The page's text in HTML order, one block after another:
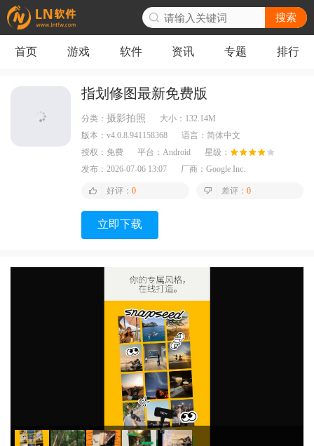
搜索
首页 游戏 软件 资讯 专题 排行
指划修图最新免费版
分类： 摄影拍照 大小： 132.14M
版本： v4.0.8.941158368 语言： 简体中文
授权： 免费 平台： Android
星级：
发布： 2026-07-06 13:07 厂商： Google Inc.
好评： 0 差评： 0
立即下载